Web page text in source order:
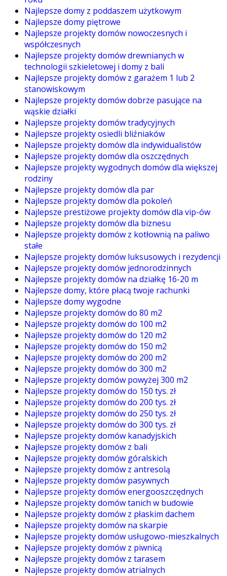
Najlepsze domy z poddaszem użytkowym
Najlepsze domy piętrowe
Najlepsze projekty domów nowoczesnych i
współczesnych
Najlepsze projekty domów drewnianych w
technologii szkieletowej i domy z bali
Najlepsze projekty domów z garażem 1 lub 2
stanowiskowym
Najlepsze projekty domów dobrze pasujące na
wąskie działki
Najlepsze projekty domów tradycyjnych
Najlepsze projekty osiedli bliźniaków
Najlepsze projekty domów dla indywidualistów
Najlepsze projekty domów dla oszczędnych
Najlepsze projekty wygodnych domów dla większej
rodziny
Najlepsze projekty domów dla par
Najlepsze projekty domów dla pokoleń
Najlepsze prestiżowe projekty domów dla vip-ów
Najlepsze projekty domów dla biznesu
Najlepsze projekty domów z kotłownią na paliwo
stałe
Najlepsze projekty domów luksusowych i rezydencji
Najlepsze projekty domów jednorodzinnych
Najlepsze projekty domów na działkę 16-20 m
Najlepsze domy, które płacą twoje rachunki
Najlepsze domy wygodne
Najlepsze projekty domów do 80 m2
Najlepsze projekty domów do 100 m2
Najlepsze projekty domów do 120 m2
Najlepsze projekty domów do 150 m2
Najlepsze projekty domów do 200 m2
Najlepsze projekty domów do 300 m2
Najlepsze projekty domów powyżej 300 m2
Najlepsze projekty domów do 150 tys. zł
Najlepsze projekty domów do 200 tys. zł
Najlepsze projekty domów do 250 tys. zł
Najlepsze projekty domów do 300 tys. zł
Najlepsze projekty domów kanadyjskich
Najlepsze projekty domów z bali
Najlepsze projekty domów góralskich
Najlepsze projekty domów z antresolą
Najlepsze projekty domów pasywnych
Najlepsze projekty domów energooszczędnych
Najlepsze projekty domów tanich w budowie
Najlepsze projekty domów z płaskim dachem
Najlepsze projekty domów na skarpie
Najlepsze projekty domów usługowo-mieszkalnych
Najlepsze projekty domów z piwnicą
Najlepsze projekty domów z tarasem
Najlepsze projekty domów atrialnych